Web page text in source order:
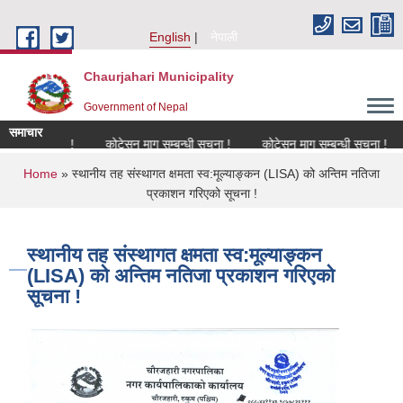
English
नेपाली
Chaurjahari Municipality
Government of Nepal
समाचार
कोटेसन माग सम्बन्धी सूचना ! कोटेसन माग सम्बन्धी सूचना !
You are here
Home » स्थानीय तह संस्थागत क्षमता स्व:मूल्याङ्कन (LISA) को अन्तिम नतिजा
प्रकाशन गरिएको सूचना !
स्थानीय तह संस्थागत क्षमता स्व:मूल्याङ्कन
(LISA) को अन्तिम नतिजा प्रकाशन गरिएको
सूचना !